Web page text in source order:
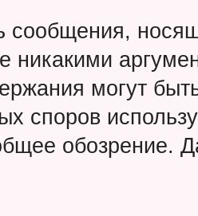
сообщения,
никакими
могут
споров
обозрение.